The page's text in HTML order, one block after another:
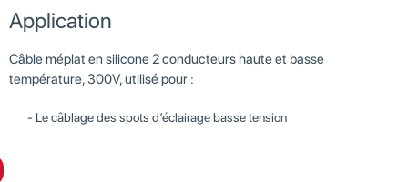
Application
Câble méplat en silicone 2 conducteurs haute et basse
température, 300V, utilisé pour :
Le câblage des spots d’éclairage basse tension